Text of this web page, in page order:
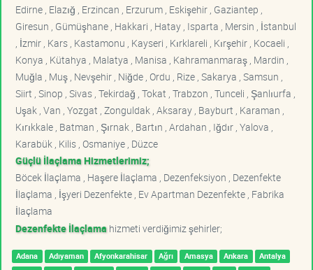
Edirne , Elazığ , Erzincan , Erzurum , Eskişehir , Gaziantep ,
Giresun , Gümüşhane , Hakkari , Hatay , Isparta , Mersin , İstanbul
, İzmir , Kars , Kastamonu , Kayseri , Kırklareli , Kırşehir , Kocaeli ,
Konya , Kütahya , Malatya , Manisa , Kahramanmaraş , Mardin ,
Muğla , Muş , Nevşehir , Niğde , Ordu , Rize , Sakarya , Samsun ,
Siirt , Sinop , Sivas , Tekirdağ , Tokat , Trabzon , Tunceli , Şanlıurfa ,
Uşak , Van , Yozgat , Zonguldak , Aksaray , Bayburt , Karaman ,
Kırıkkale , Batman , Şırnak , Bartın , Ardahan , Iğdır , Yalova ,
Karabük , Kilis , Osmaniye , Düzce
Güçlü İlaçlama Hizmetlerimiz;
Böcek İlaçlama , Haşere İlaçlama , Dezenfeksiyon , Dezenfekte
İlaçlama , İşyeri Dezenfekte , Ev Apartman Dezenfekte , Fabrika
İlaçlama
Dezenfekte İlaçlama hizmeti verdiğimiz şehirler;
Adana Adıyaman Afyonkarahisar Ağrı Amasya Ankara
Antalya